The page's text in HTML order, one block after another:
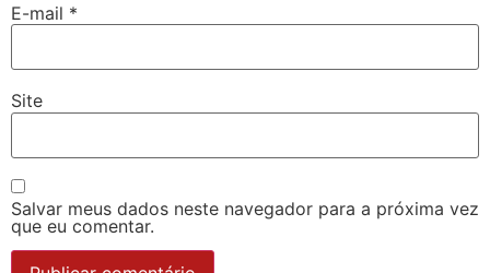
E-mail *
Site
Salvar meus dados neste navegador para a próxima vez
que eu comentar.